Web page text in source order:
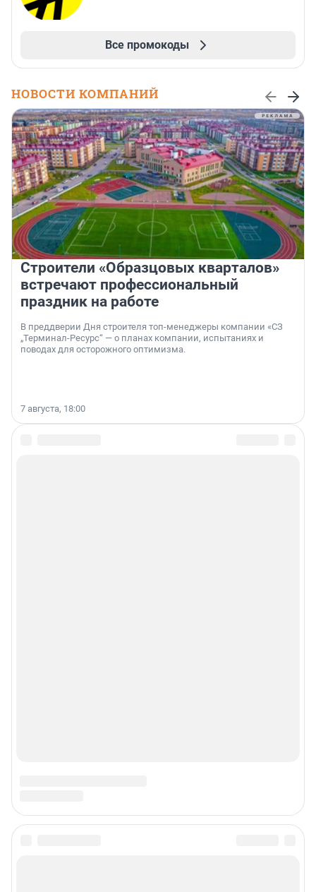
Все промокоды
НОВОСТИ КОМПАНИЙ
Строители «Образцовых кварталов»
встречают профессиональный
праздник на работе
В преддверии Дня строителя топ-менеджеры компании «СЗ
„Терминал-Ресурс“ — о планах компании, испытаниях и
поводах для осторожного оптимизма.
7 августа, 18:00